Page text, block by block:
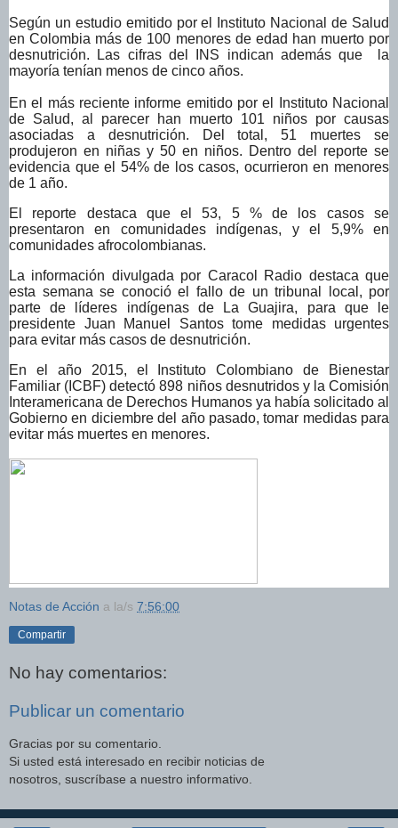
Según un estudio emitido por el Instituto Nacional de Salud
en Colombia más de 100 menores de edad han muerto por
desnutrición. Las cifras del INS indican además que la
mayoría tenían menos de cinco años.
En el más reciente informe emitido por el Instituto Nacional
de Salud, al parecer han muerto 101 niños por causas
asociadas a desnutrición. Del total, 51 muertes se
produjeron en niñas y 50 en niños. Dentro del reporte se
evidencia que el 54% de los casos, ocurrieron en menores
de 1 año.
El reporte destaca que el 53, 5 % de los casos se
presentaron en comunidades indígenas, y el 5,9% en
comunidades afrocolombianas.
La información divulgada por Caracol Radio destaca que
esta semana se conoció el fallo de un tribunal local, por
parte de líderes indígenas de La Guajira, para que le
presidente Juan Manuel Santos tome medidas urgentes
para evitar más casos de desnutrición.
En el año 2015, el Instituto Colombiano de Bienestar
Familiar (ICBF) detectó 898 niños desnutridos y la Comisión
Interamericana de Derechos Humanos ya había solicitado al
Gobierno en diciembre del año pasado, tomar medidas para
evitar más muertes en menores.
Notas de Acción a la/s 7:56:00
Compartir
No hay comentarios:
Publicar un comentario
Gracias por su comentario.
Si usted está interesado en recibir noticias de
nosotros, suscríbase a nuestro informativo.